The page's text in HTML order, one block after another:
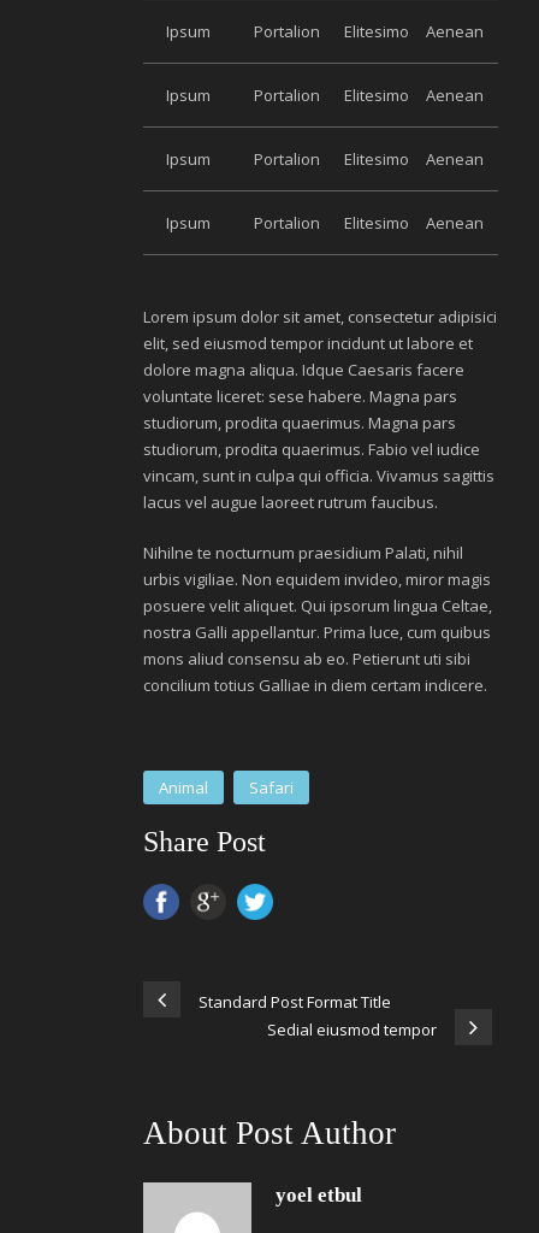
Ipsum Portalion Elitesimo Aenean
Ipsum Portalion Elitesimo Aenean
Ipsum Portalion Elitesimo Aenean
Ipsum Portalion Elitesimo Aenean
Lorem ipsum dolor sit amet, consectetur adipisici
elit, sed eiusmod tempor incidunt ut labore et
dolore magna aliqua. Idque Caesaris facere
voluntate liceret: sese habere. Magna pars
studiorum, prodita quaerimus. Magna pars
studiorum, prodita quaerimus. Fabio vel iudice
vincam, sunt in culpa qui officia. Vivamus sagittis
lacus vel augue laoreet rutrum faucibus.
Nihilne te nocturnum praesidium Palati, nihil
urbis vigiliae. Non equidem invideo, miror magis
posuere velit aliquet. Qui ipsorum lingua Celtae,
nostra Galli appellantur. Prima luce, cum quibus
mons aliud consensu ab eo. Petierunt uti sibi
concilium totius Galliae in diem certam indicere.
Animal Safari
Share Post
Standard Post Format Title
Sedial eiusmod tempor
About Post Author
yoel etbul